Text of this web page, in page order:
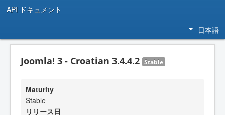
API ドキュメント
日本語
Joomla! 3 - Croatian 3.4.4.2 Stable
Maturity
Stable
リリース日